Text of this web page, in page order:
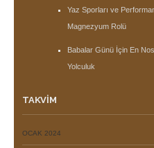
Yaz Sporları ve
Magnezyum Rolü
Babalar Günü İçin En
Yolculuk
TAKVIM
OCAK 2024